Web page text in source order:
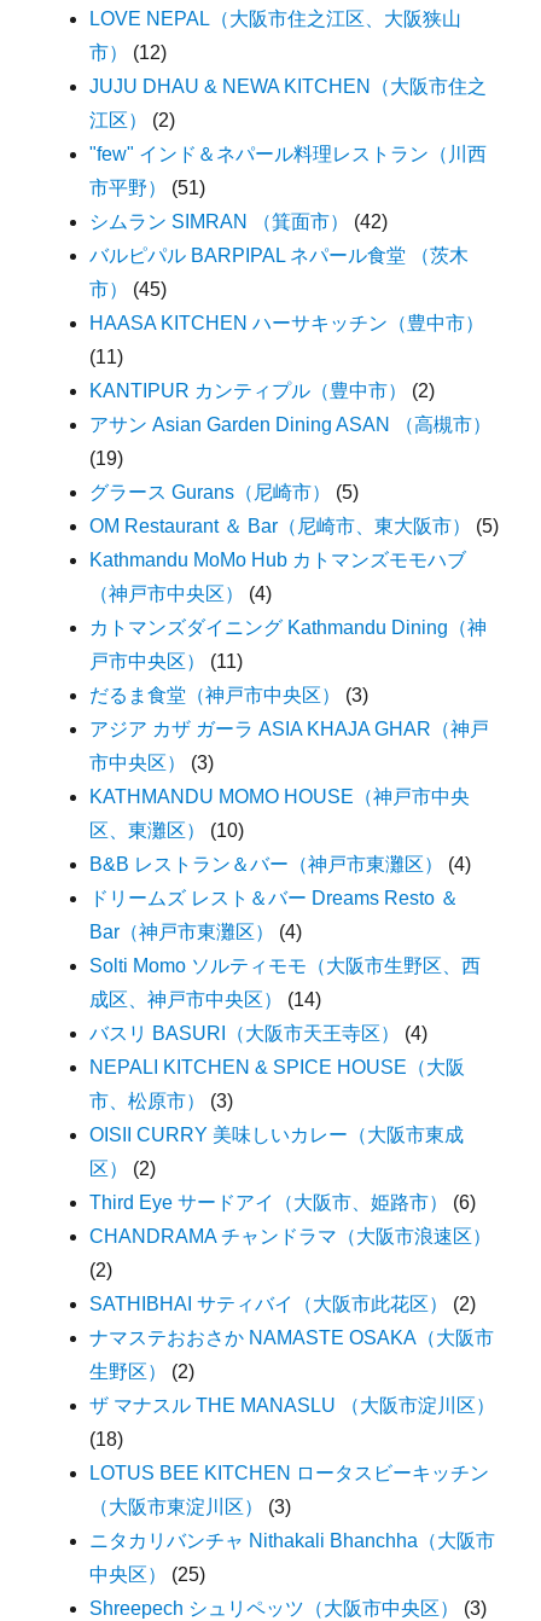
LOVE NEPAL（大阪市住之江区、大阪狭山
市）
(12)
JUJU DHAU & NEWA KITCHEN（大阪市住之
江区）
(2)
"few" インド＆ネパール料理レストラン（川西
市平野）
(51)
シムラン SIMRAN （箕面市）
(42)
バルピパル BARPIPAL ネパール食堂 （茨木
市）
(45)
HAASA KITCHEN ハーサキッチン（豊中市）
(11)
KANTIPUR カンティプル（豊中市）
(2)
アサン Asian Garden Dining ASAN （高槻市）
(19)
グラース Gurans（尼崎市）
(5)
OM Restaurant ＆ Bar（尼崎市、東大阪市）
(5)
Kathmandu MoMo Hub カトマンズモモハブ
（神戸市中央区）
(4)
カトマンズダイニング Kathmandu Dining（神
戸市中央区）
(11)
だるま食堂（神戸市中央区）
(3)
アジア カザ ガーラ ASIA KHAJA GHAR（神戸
市中央区）
(3)
KATHMANDU MOMO HOUSE（神戸市中央
区、東灘区）
(10)
B&B レストラン＆バー（神戸市東灘区）
(4)
ドリームズ レスト＆バー Dreams Resto ＆
Bar（神戸市東灘区）
(4)
Solti Momo ソルティモモ（大阪市生野区、西
成区、神戸市中央区）
(14)
バスリ BASURI（大阪市天王寺区）
(4)
NEPALI KITCHEN & SPICE HOUSE（大阪
市、松原市）
(3)
OISII CURRY 美味しいカレー（大阪市東成
区）
(2)
Third Eye サードアイ（大阪市、姫路市）
(6)
CHANDRAMA チャンドラマ（大阪市浪速区）
(2)
SATHIBHAI サティバイ（大阪市此花区）
(2)
ナマステおおさか NAMASTE OSAKA（大阪市
生野区）
(2)
ザ マナスル THE MANASLU （大阪市淀川区）
(18)
LOTUS BEE KITCHEN ロータスビーキッチン
（大阪市東淀川区）
(3)
ニタカリバンチャ Nithakali Bhanchha（大阪市
中央区）
(25)
Shreepech シュリペッツ（大阪市中央区）
(3)